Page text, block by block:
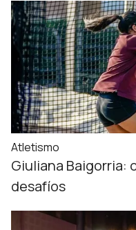
Atletismo
Giuliana Baigorria:
desafíos